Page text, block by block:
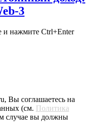
3
и нажмите Ctrl+Enter
Вы соглашаетесь на
(см. Политика
случае вы должны